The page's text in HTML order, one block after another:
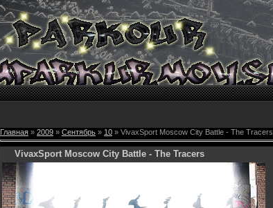
Главная » 2009 » Сентябрь » 10 » VivaxSport Moscow City Battle - The Tracers
VivaxSport Moscow City Battle - The Tracers